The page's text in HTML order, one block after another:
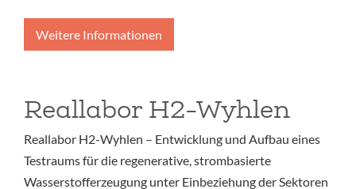
Weitere Informationen
Reallabor H2-Wyhlen
Reallabor H2-Wyhlen – Entwicklung und Aufbau eines
Testraums für die regenerative, strombasierte
Wasserstofferzeugung unter Einbeziehung der Sektoren